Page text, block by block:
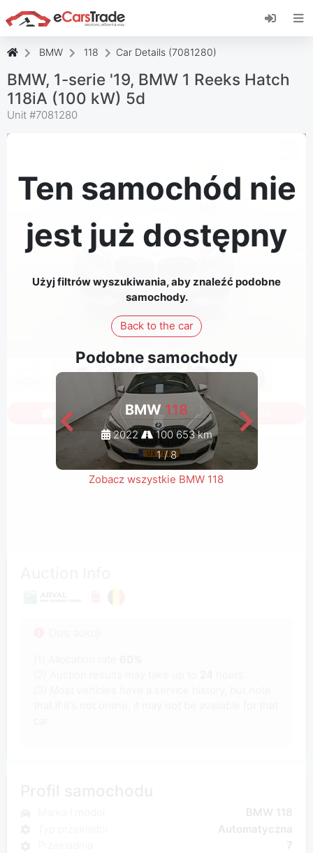
Zainstaluj aplikację internetową eCarsTrade,
dodaj ją do ekranu głównego i otrzymuj
BMW 118 Car Details (7081280)
BMW, 1-serie '19, BMW 1 Reeks Hatch
118iA (100 kW) 5d
Unit #7081280
Ten samochód nie
jest już dostępny
Użyj filtrów wyszukiwania, aby znaleźć podobne
samochody.
Back to the car
Podobne samochody
BMW 118
2022
100 653 km
1/8
Zobacz wszystkie BMW 118
Zaloguj się, aby zobaczyć wszystkie zdjęcia
BMW 118
Automatyczna
7